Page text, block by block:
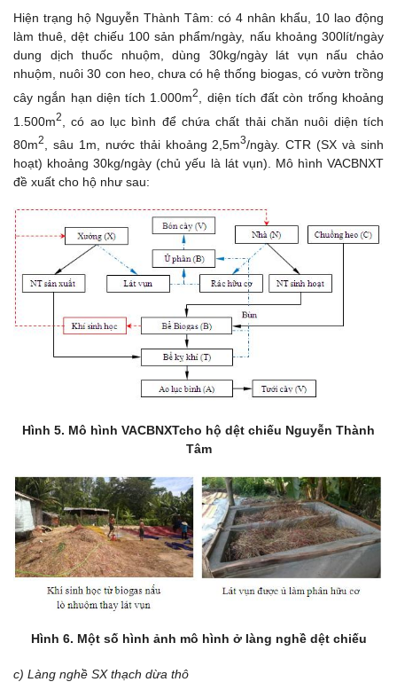
Hiện trạng hộ Nguyễn Thành Tâm: có 4 nhân khẩu, 10 lao động
làm thuê, dệt chiếu 100 sản phẩm/ngày, nấu khoảng 300lít/ngày
dung dịch thuốc nhuộm, dùng 30kg/ngày lát vụn nấu chảo
nhuộm, nuôi 30 con heo, chưa có hệ thống biogas, có vườn trồng
cây ngắn hạn diện tích 1.000m2
, diện tích đất còn trống khoảng
1.500m2
, có ao lục bình để chứa chất thải chăn nuôi diện tích
80m2 , sâu 1m, nước thải khoảng 2,5m3/ngày. CTR (SX và sinh
hoạt) khoảng 30kg/ngày (chủ yếu là lát vụn). Mô hình VACBNXT
đề xuất cho hộ như sau:
Hình 5. Mô hình VACBNXTcho hộ dệt chiếu Nguyễn Thành
Tâm
Hình 6. Một số hình ảnh mô hình ở làng nghề dệt chiếu
c) Làng nghề SX thạch dừa thô